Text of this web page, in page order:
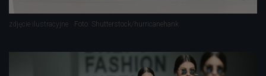
zdjęcie ilustracyjne Foto: Shutterstock/hurricanehank